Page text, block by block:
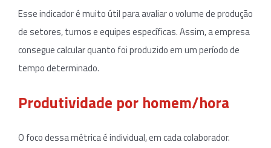
Esse indicador é muito útil para avaliar o volume de produção
de setores, turnos e equipes específicas. Assim, a empresa
consegue calcular quanto foi produzido em um período de
tempo determinado.
Produtividade por homem/hora
O foco dessa métrica é individual, em cada colaborador.